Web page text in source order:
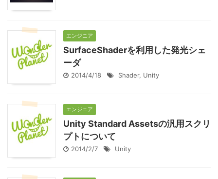
エンジニア
SurfaceShaderを利用した発光シェ
ーダ
2014/4/18 Shader, Unity
エンジニア
Unity Standard Assetsの汎用スクリ
プトについて
2014/2/7 Unity